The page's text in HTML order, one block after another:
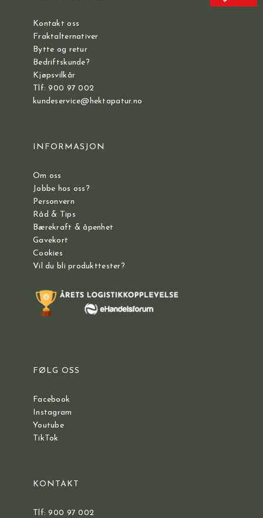
Kontakt oss
Fraktalternativer
Bytte og retur
Bedriftskunde?
Kjøpsvilkår
Tlf: 900 97 002
kundeservice@hektapatur.no
INFORMASJON
Om oss
Jobbe hos oss?
Personvern
Råd & Tips
Bærekraft & åpenhet
Gavekort
Cookies
Vil du bli produkttester?
FØLG OSS
Facebook
Instagram
Youtube
TikTok
KONTAKT
Tlf: 900 97 002